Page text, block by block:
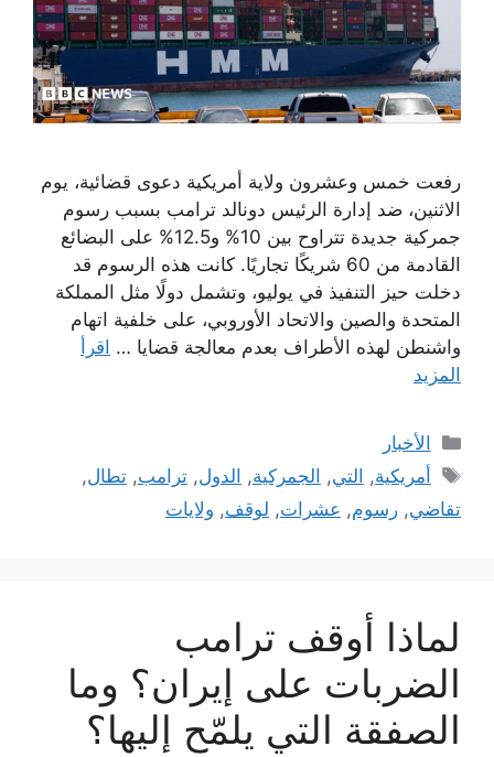
رفعت خمس وعشرون ولاية أمريكية دعوى قضائية، يوم
الاثنين، ضد إدارة الرئيس دونالد ترامب بسبب رسوم
جمركية جديدة تتراوح بين 10% و12.5% على البضائع
القادمة من 60 شريكًا تجاريًا. كانت هذه الرسوم قد
دخلت حيز التنفيذ في يوليو، وتشمل دولًا مثل المملكة
المتحدة والصين والاتحاد الأوروبي، على خلفية اتهام
واشنطن لهذه الأطراف بعدم معالجة قضايا … اقرأ
المزيد
التصنيفات
الأخبار
الوسوم
أمريكية, التي, الجمركية, الدول,ترامب,تطال,
تقاضي, رسوم, عشرات, لوقف, ولايات
لماذا أوقف ترامب
الضربات على إيران؟ وما
الصفقة التي يلمّح إليها؟